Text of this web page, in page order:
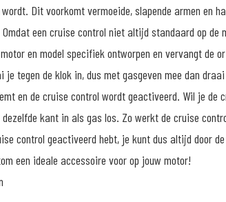
Dit voorkomt vermoeide, slapende armen en
Omdat een cruise control niet altijd standaard op
en model specifiek ontworpen en vervangt de
tegen de klok in, dus met gasgeven mee dan
en de cruise control wordt geactiveerd. Wil je de
kant in als gas los. Zo werkt de cruise
control geactiveerd hebt, je kunt dus altijd door
een ideale accessoire voor op jouw motor!